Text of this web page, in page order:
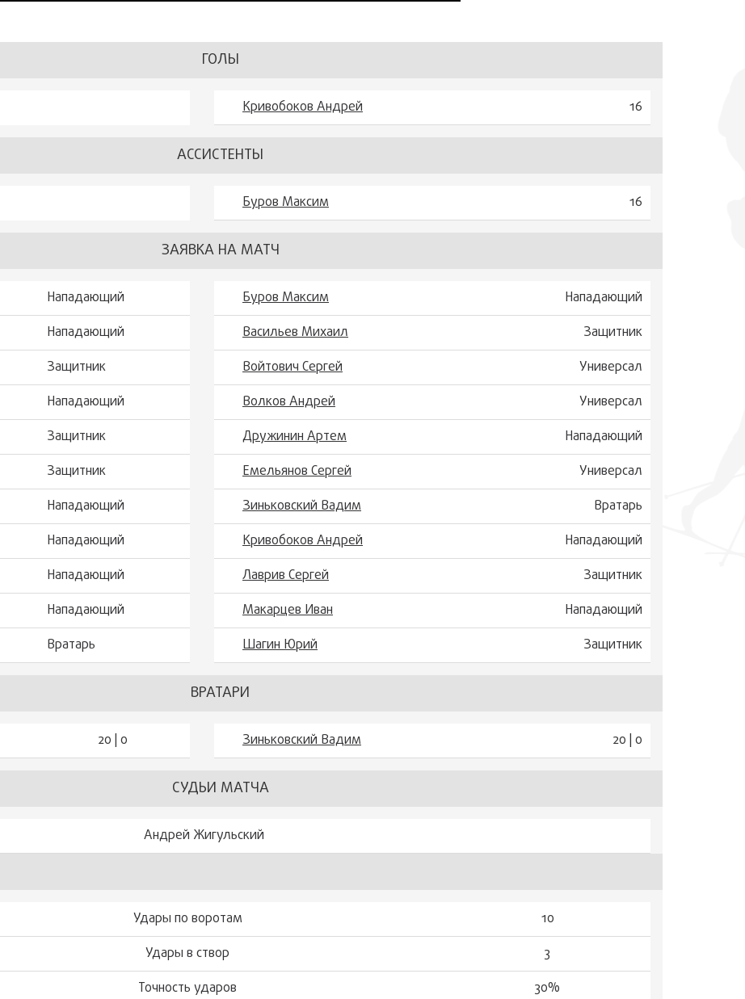
ГОЛЫ
Кривобоков Андрей 16
АССИСТЕНТЫ
Буров Максим 16
ЗАЯВКА НА МАТЧ
Нападающий
Нападающий
Защитник
Нападающий
Защитник
Защитник
Нападающий
Нападающий
Нападающий
Нападающий
Вратарь
Буров Максим
Нападающий
Васильев Михаил
Защитник
Войтович Сергей
Универсал
Волков Андрей
Универсал
Дружинин Артем
Нападающий
Емельянов Сергей
Универсал
Зиньковский Вадим
Вратарь
Кривобоков Андрей
Нападающий
Лаврив Сергей
Защитник
Макарцев Иван
Нападающий
Шагин Юрий
Защитник
ВРАТАРИ
20 | 0 Зиньковский Вадим 20 | 0
СУДЬИ МАТЧА
Андрей Жигульский
Удары по воротам
10
Удары в створ
3
Точность ударов
30%